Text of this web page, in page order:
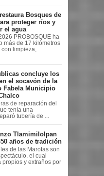
Bosques de
proteger ríos y
el agua
PROBOSQUE ha
más de 17 kilómetros
limpieza,
concluye los
el socavón de la
Fabela Municipio
de reparación del
tenía una
tubería de ...
Tlamimilolpan
años de tradición
de las Marotas son
el cual
propios y extraños por